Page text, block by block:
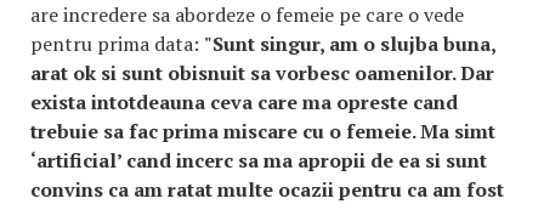
are incredere sa abordeze o femeie pe care o vede
pentru prima data: "Sunt singur, am o slujba buna,
arat ok si sunt obisnuit sa vorbesc oamenilor. Dar
exista intotdeauna ceva care ma opreste cand
trebuie sa fac prima miscare cu o femeie. Ma simt
‘artificial’ cand incerc sa ma apropii de ea si sunt
convins ca am ratat multe ocazii pentru ca am fost